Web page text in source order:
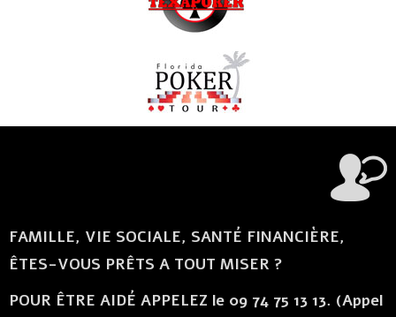
FAMILLE, VIE SOCIALE, SANTÉ FINANCIÈRE,
ÊTES-VOUS PRÊTS A TOUT MISER ?
POUR ÊTRE AIDÉ APPELEZ le 09 74 75 13 13. (Appel